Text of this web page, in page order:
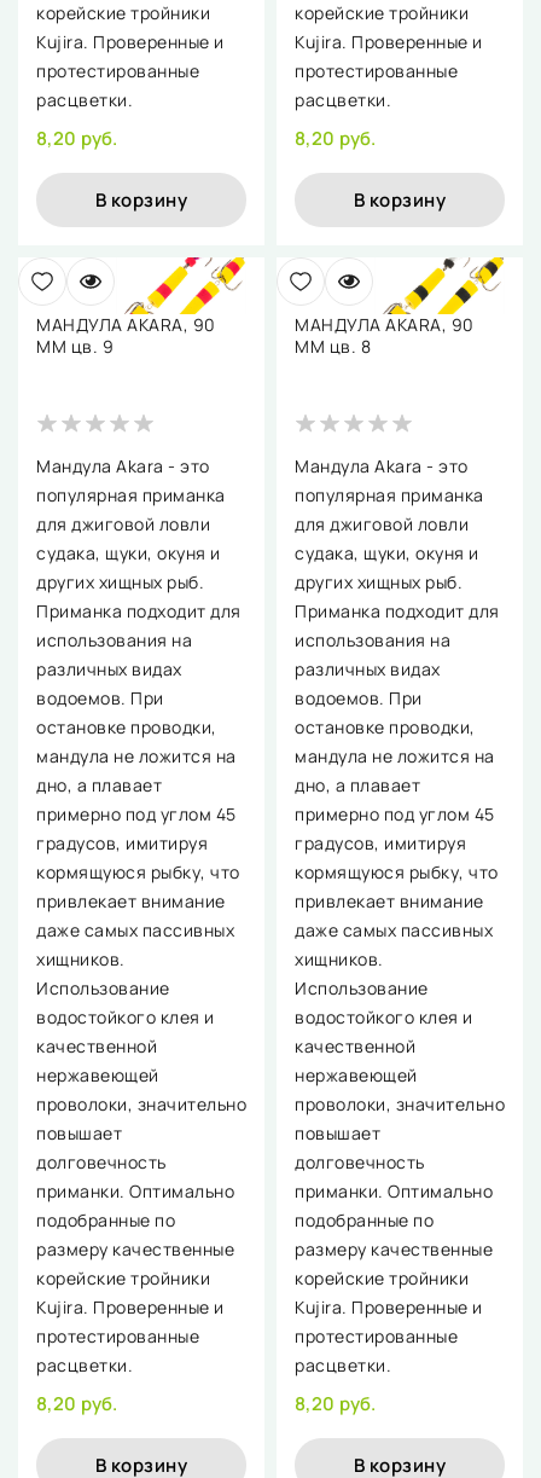
корейские тройники
Kujira. Проверенные и
протестированные
расцветки.
8,20 руб.
В корзину
корейские тройники
Kujira. Проверенные и
протестированные
расцветки.
8,20 руб.
В корзину
МАНДУЛА AKARA, 90
ММ цв. 9
Мандула Akara - это
популярная приманка
для джиговой ловли
судака, щуки, окуня и
других хищных рыб.
Приманка подходит для
использования на
различных видах
водоемов. При
остановке проводки,
мандула не ложится на
дно, а плавает
примерно под углом 45
градусов, имитируя
кормящуюся рыбку, что
привлекает внимание
даже самых пассивных
хищников.
Использование
водостойкого клея и
качественной
нержавеющей
проволоки, значительно
повышает
долговечность
приманки. Оптимально
подобранные по
размеру качественные
корейские тройники
Kujira. Проверенные и
протестированные
расцветки.
8,20 руб.
В корзину
МАНДУЛА AKARA, 90
ММ цв. 8
Мандула Akara - это
популярная приманка
для джиговой ловли
судака, щуки, окуня и
других хищных рыб.
Приманка подходит для
использования на
различных видах
водоемов. При
остановке проводки,
мандула не ложится на
дно, а плавает
примерно под углом 45
градусов, имитируя
кормящуюся рыбку, что
привлекает внимание
даже самых пассивных
хищников.
Использование
водостойкого клея и
качественной
нержавеющей
проволоки, значительно
повышает
долговечность
приманки. Оптимально
подобранные по
размеру качественные
корейские тройники
Kujira. Проверенные и
протестированные
расцветки.
8,20 руб.
В корзину